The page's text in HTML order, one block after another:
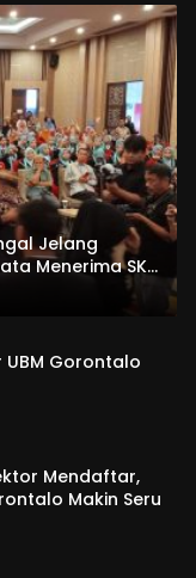
Jelang
Menerima SKL
UBM Gorontalo
Mendaftar,
Makin Seru